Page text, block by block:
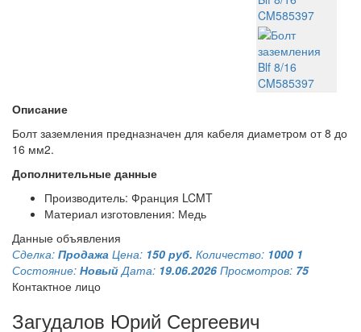
Описание
Болт заземления предназначен для кабеля диаметром от 8 до
16 мм2.
Дополнительные данные
Производитель: Франция LCMT
Материал изготовления: Медь
Данные объявления
Сделка: Продажа Цена: 150 руб. Количество: 1000 1
Состояние: Новый Дата: 19.06.2026 Просмотров: 75
Контактное лицо
Загудалов Юрий Сергеевич